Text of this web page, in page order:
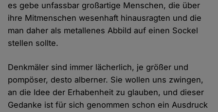
es gebe unfassbar großartige Menschen, die über
ihre Mitmenschen wesenhaft hinausragten und die
man daher als metallenes Abbild auf einen Sockel
stellen sollte.
Denkmäler sind immer lächerlich, je größer und
pompöser, desto alberner. Sie wollen uns zwingen,
an die Idee der Erhabenheit zu glauben, und dieser
Gedanke ist für sich genommen schon ein Ausdruck